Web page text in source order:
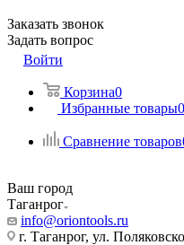
Заказать звонок
Задать вопрос
Войти
Корзина0
Избранные товары0
Сравнение товаров
Ваш город
Таганрог
info@oriontools.ru
г. Таганрог, ул.